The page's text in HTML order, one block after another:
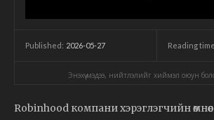
Published: 2026-05-27 Reading
Энэхүү мэдээ, нийтлэлийг хиймэл оюун
Robinhood компани хэрэглэгчийн